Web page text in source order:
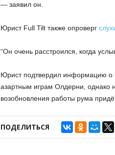
— заявил он.
Юрист Full Tilt также опроверг
“Он очень расстроился, когда
Юрист подтвердил информацию о
азартным играм Олдерни, однако
возобновления работы рума
ПОДЕЛИТЬСЯ